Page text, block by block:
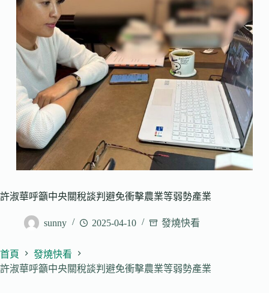
許淑華呼籲中央關稅談判避免衝擊農業等弱勢產業
sunny 2025-04-10 發燒快看
首頁
發燒快看
許淑華呼籲中央關稅談判避免衝擊農業等弱勢產業